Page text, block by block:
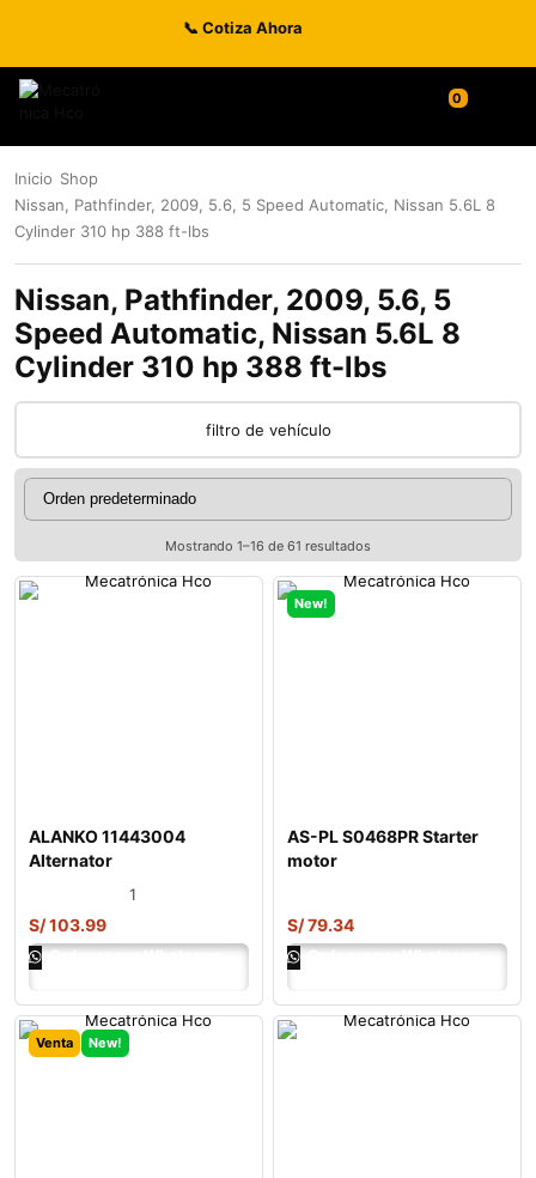
📞 Cotiza Ahora
0
Inicio Shop
Nissan, Pathfinder, 2009, 5.6, 5 Speed Automatic, Nissan 5.6L 8
Cylinder 310 hp 388 ft-lbs
Nissan, Pathfinder, 2009, 5.6, 5
Speed Automatic, Nissan 5.6L 8
Cylinder 310 hp 388 ft-lbs
filtro de vehículo
Mostrando 1–16 de 61 resultados
ALANKO 11443004
Alternator
1
S/103.99
Ordenar por Whatsapp
New!
AS-PL S0468PR Starter
motor
S/79.34
Ordenar por Whatsapp
Venta New!